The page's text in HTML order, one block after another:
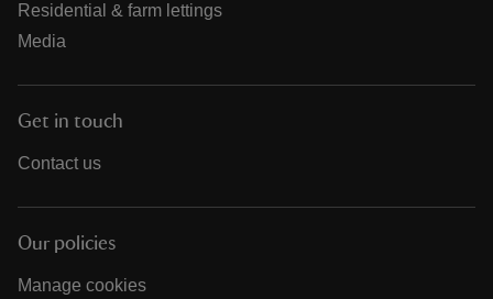
Residential & farm lettings
Media
Get in touch
Contact us
Our policies
Manage cookies